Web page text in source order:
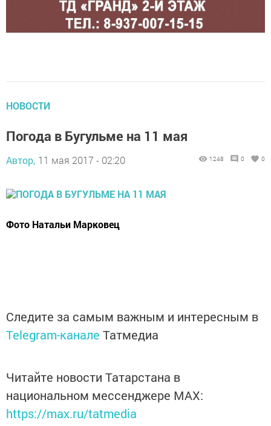
НОВОСТИ
Погода в Бугульме на 11 мая
Автор, 11 мая 2017 - 02:20 1248 0 0
Фото Натальи Марковец
Следите за самым важным и интересным в
Telegram-канале Татмедиа
Читайте новости Татарстана в
национальном мессенджере MАХ:
https://max.ru/tatmedia